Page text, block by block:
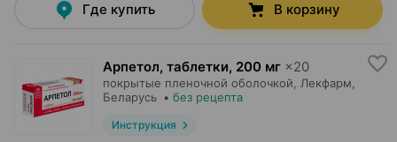
Где купить В корзину
Арпетол, таблетки, 200 мг ×20
покрытые пленочной оболочкой, Лекфарм
Беларусь • без рецепта
Инструкция